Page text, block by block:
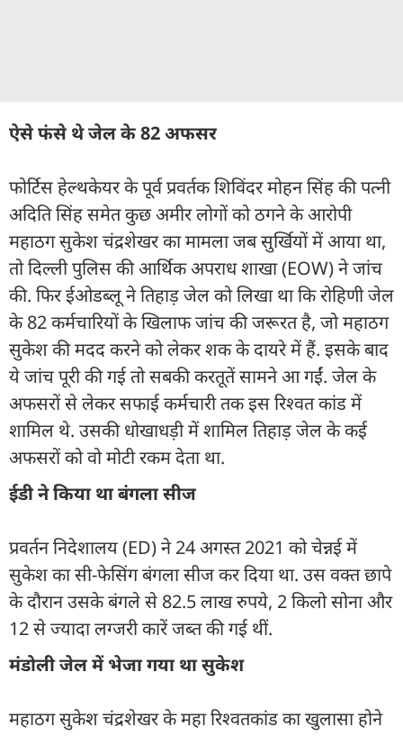
ऐसे फंसे थे जेल के 82 अफसर
फोर्टिस हेल्थकेयर के पूर्व प्रवर्तक शिविंदर मोहन सिंह की पत्नी
अदिति सिंह समेत कुछ अमीर लोगों को ठगने के आरोपी
महाठग सुकेश चंद्रशेखर का मामला जब सुर्खियों में आया था,
तो दिल्ली पुलिस की आर्थिक अपराध शाखा (EOW) ने जांच
की. फिर ईओडब्लू ने तिहाड़ जेल को लिखा था कि रोहिणी जेल
के 82 कर्मचारियों के खिलाफ जांच की जरूरत है, जो महाठग
सुकेश की मदद करने को लेकर शक के दायरे में हैं. इसके बाद
ये जांच पूरी की गई तो सबकी करतूतें सामने आ गईं. जेल के
अफसरों से लेकर सफाई कर्मचारी तक इस रिश्वत कांड में
शामिल थे. उसकी धोखाधड़ी में शामिल तिहाड़ जेल के कई
अफसरों को वो मोटी रकम देता था.
ईडी ने किया था बंगला सीज
प्रवर्तन निदेशालय (ED) ने 24 अगस्त 2021 को चेन्नई में
सुकेश का सी-फेसिंग बंगला सीज कर दिया था. उस वक्त छापे
के दौरान उसके बंगले से 82.5 लाख रुपये, 2 किलो सोना और
12 से ज्यादा लग्जरी कारें जब्त की गई थीं.
मंडोली जेल में भेजा गया था सुकेश
महाठग सुकेश चंद्रशेखर के महा रिश्वतकांड का खुलासा होने